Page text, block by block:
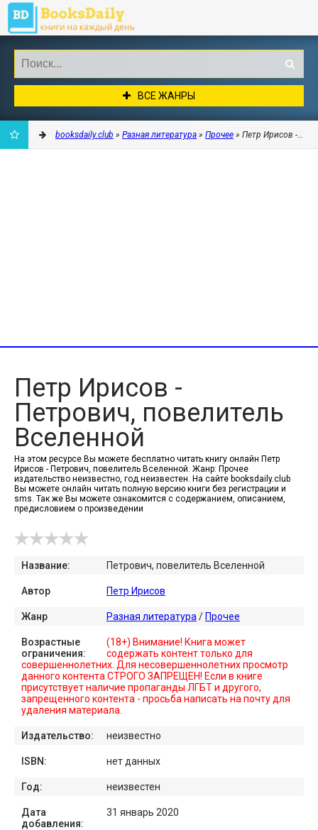
ВСЕ ЖАНРЫ
booksdaily.club » Разная литература » Прочее » Петр Ирисов -
Петр Ирисов -
Петрович, повелитель
Вселенной
На этом ресурсе Вы можете бесплатно читать книгу онлайн Петр
Ирисов - Петрович, повелитель Вселенной. Жанр: Прочее
издательство неизвестно, год неизвестен. На сайте booksdaily.club
Вы можете онлайн читать полную версию книги без регистрации и
sms. Так же Вы можете ознакомится с содержанием, описанием,
предисловием о произведении
Название: Петрович, повелитель Вселенной
Автор Петр Ирисов
Жанр Разная литература / Прочее
Возрастные
ограничения:
(18+) Внимание! Книга может
содержать контент только для
совершеннолетних. Для несовершеннолетних просмотр
данного контента СТРОГО ЗАПРЕЩЕН! Если в книге
присутствует наличие пропаганды ЛГБТ и другого,
запрещенного контента - просьба написать на почту для
удаления материала.
Издательство: неизвестно
ISBN: нет данных
Год: неизвестен
Дата
добавления:
31 январь 2020